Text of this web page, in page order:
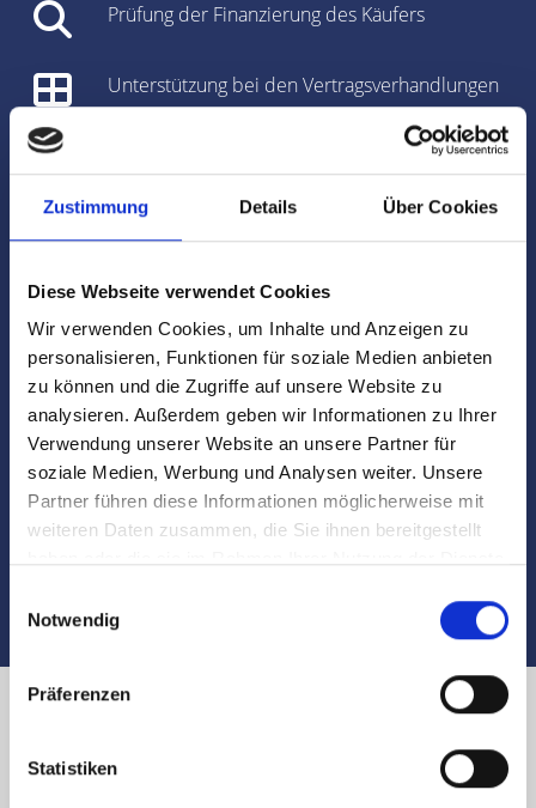
Zustimmung Details Über Cookies
Diese Webseite verwendet Cookies
Wir verwenden Cookies, um Inhalte und Anzeigen zu
personalisieren, Funktionen für soziale Medien anbieten
zu können und die Zugriffe auf unsere Website zu
analysieren. Außerdem geben wir Informationen zu Ihrer
Verwendung unserer Website an unsere Partner für
soziale Medien, Werbung und Analysen weiter. Unsere
Partner führen diese Informationen möglicherweise mit
weiteren Daten zusammen, die Sie ihnen bereitgestellt
Notwendig
Präferenzen
Statistiken
Prüfung der Finanzierung des Käufers
Unterstützung bei den Vertragsverhandlungen
Vorbereitung des Kaufvertrages/Mietvertrages
Vorbereitung und Koordinierung des
Besichtigungen
Begleitung und Unterstützung bei der Objekt-
Übergabe
Auch nach dem Verkauf sind wir für Sie da
Immobilienverkauf in Nürnberg